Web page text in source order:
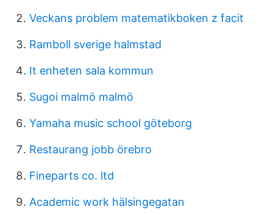
Veckans problem matematikboken z facit
Ramboll sverige halmstad
It enheten sala kommun
Sugoi malmö malmö
Yamaha music school göteborg
Restaurang jobb örebro
Fineparts co. ltd
Academic work hälsingegatan